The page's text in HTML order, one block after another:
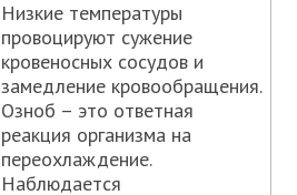
Низкие температуры
провоцируют сужение
кровеносных сосудов и
замедление кровообращения.
Озноб – это ответная
реакция организма на
переохлаждение.
Наблюдается